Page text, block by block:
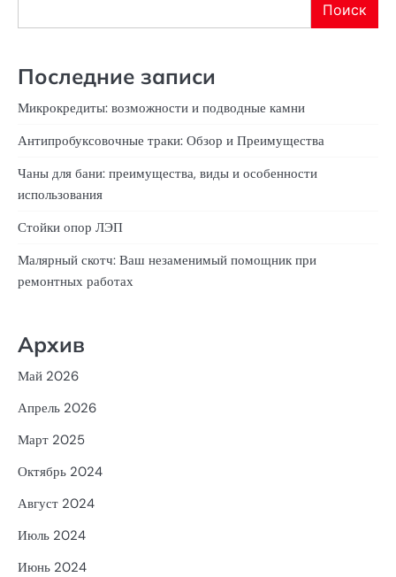
Поиск
Последние записи
Микрокредиты: возможности и подводные камни
Антипробуксовочные траки: Обзор и Преимущества
Чаны для бани: преимущества, виды и особенности
использования
Стойки опор ЛЭП
Малярный скотч: Ваш незаменимый помощник при
ремонтных работах
Архив
Май 2026
Апрель 2026
Март 2025
Октябрь 2024
Август 2024
Июль 2024
Июнь 2024